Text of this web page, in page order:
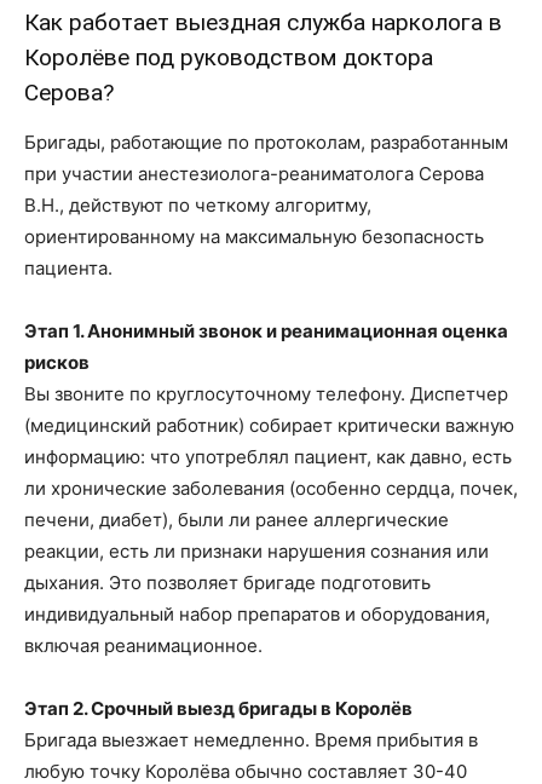
Как работает выездная служба нарколога в
Королёве под руководством доктора
Серова?
Бригады, работающие по протоколам, разработанным
при участии анестезиолога-реаниматолога Серова
В.Н., действуют по четкому алгоритму,
ориентированному на максимальную безопасность
пациента.
Этап 1. Анонимный звонок и реанимационная оценка
рисков
Вы звоните по круглосуточному телефону. Диспетчер
(медицинский работник) собирает критически важную
информацию: что употреблял пациент, как давно, есть
ли хронические заболевания (особенно сердца, почек,
печени, диабет), были ли ранее аллергические
реакции, есть ли признаки нарушения сознания или
дыхания. Это позволяет бригаде подготовить
индивидуальный набор препаратов и оборудования,
включая реанимационное.
Этап 2. Срочный выезд бригады в Королёв
Бригада выезжает немедленно. Время прибытия в
любую точку Королёва обычно составляет 30-40